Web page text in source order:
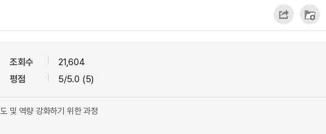
조회수
21,604
평점
5/5.0 (5)
및 역량 강화하기 위한 과정